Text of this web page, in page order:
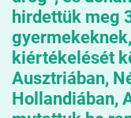
hirdettük meg
kiértékelését
Ausztriában,
Hollandiában,